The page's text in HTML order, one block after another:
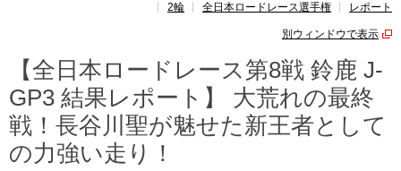
ポイントランキング
2輪
全日本ロードレース選手権 レポート
別ウィンドウで表示
【全日本ロードレース第8戦 鈴鹿 J-
GP3 結果レポート】 大荒れの最終
戦！長谷川聖が魅せた新王者として
の力強い走り！